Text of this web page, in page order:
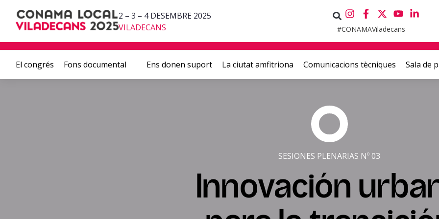
2 – 3 – 4 DESEMBRE 2025
VILADECANS
#CONAMAViladecans
El congrés Fons documental Ens donen suport La ciutat amfitriona Comunicacions tècniques Sala de
SESIONES PLENARIAS Nº 03
Innovación